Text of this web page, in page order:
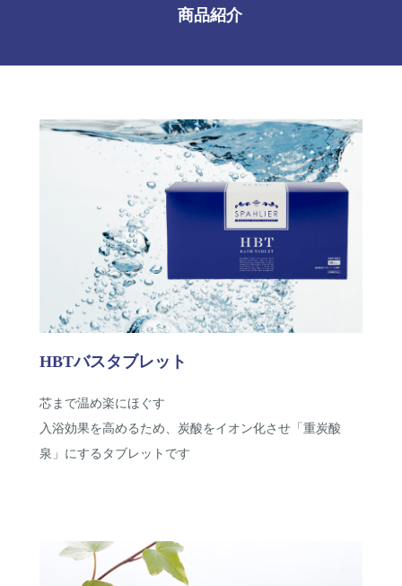
商品紹介
HBTバスタブレット
芯まで温め楽にほぐす
入浴効果を高めるため、炭酸をイオン化させ「重炭酸
泉」にするタブレットです